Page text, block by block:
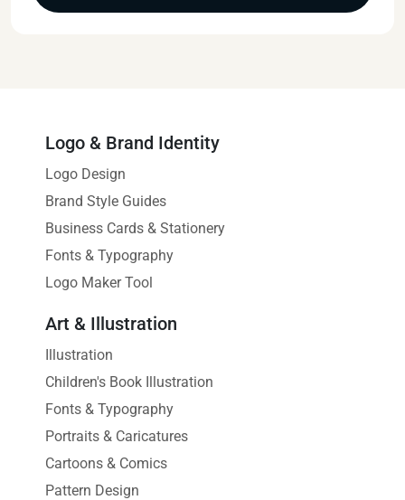
Logo & Brand Identity
Logo Design
Brand Style Guides
Business Cards & Stationery
Fonts & Typography
Logo Maker Tool
Art & Illustration
Illustration
Children's Book Illustration
Fonts & Typography
Portraits & Caricatures
Cartoons & Comics
Pattern Design